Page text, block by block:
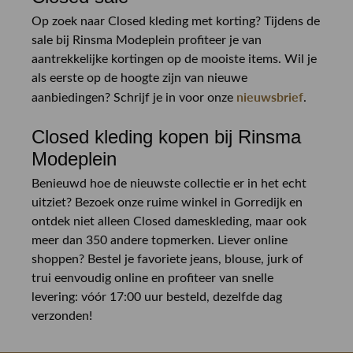
Op zoek naar Closed kleding met korting? Tijdens de
sale bij Rinsma Modeplein profiteer je van
aantrekkelijke kortingen op de mooiste items. Wil je
als eerste op de hoogte zijn van nieuwe
aanbiedingen? Schrijf je in voor onze nieuwsbrief.
Closed kleding kopen bij Rinsma
Modeplein
Benieuwd hoe de nieuwste collectie er in het echt
uitziet? Bezoek onze ruime winkel in Gorredijk en
ontdek niet alleen Closed dameskleding, maar ook
meer dan 350 andere topmerken. Liever online
shoppen? Bestel je favoriete jeans, blouse, jurk of
trui eenvoudig online en profiteer van snelle
levering: vóór 17:00 uur besteld, dezelfde dag
verzonden!